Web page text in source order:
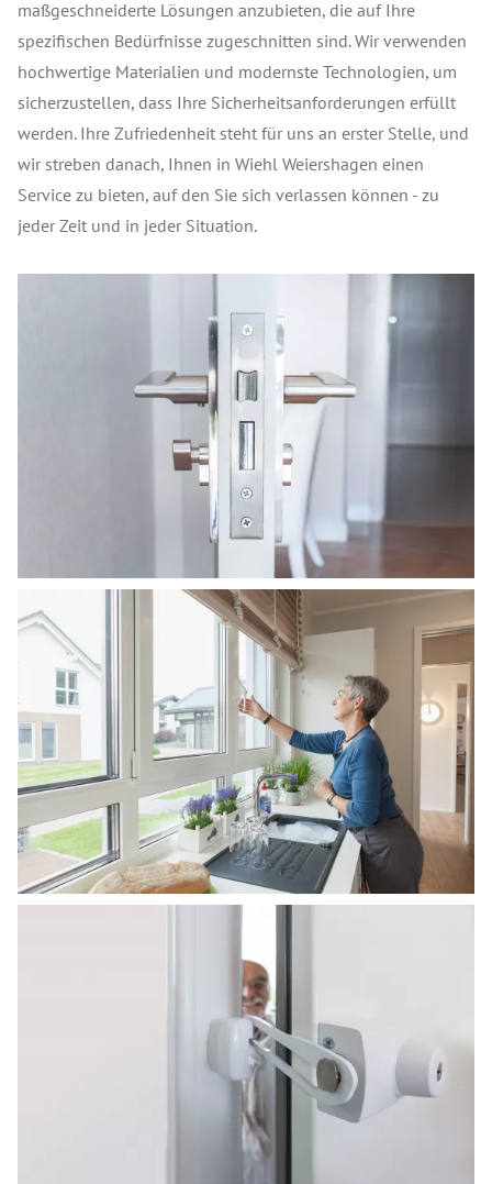
maßgeschneiderte Lösungen anzubieten, die auf Ihre
spezifischen Bedürfnisse zugeschnitten sind. Wir verwenden
hochwertige Materialien und modernste Technologien, um
sicherzustellen, dass Ihre Sicherheitsanforderungen erfüllt
werden. Ihre Zufriedenheit steht für uns an erster Stelle, und
wir streben danach, Ihnen in Wiehl Weiershagen einen
Service zu bieten, auf den Sie sich verlassen können - zu
jeder Zeit und in jeder Situation.